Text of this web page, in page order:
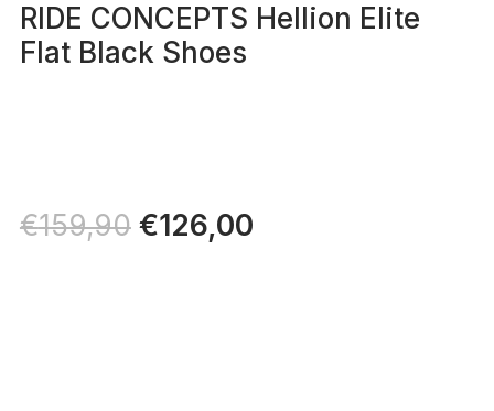
RIDE CONCEPTS Hellion Elite
Flat Black Shoes
€159,90 Il
prezzo
€126,00Il